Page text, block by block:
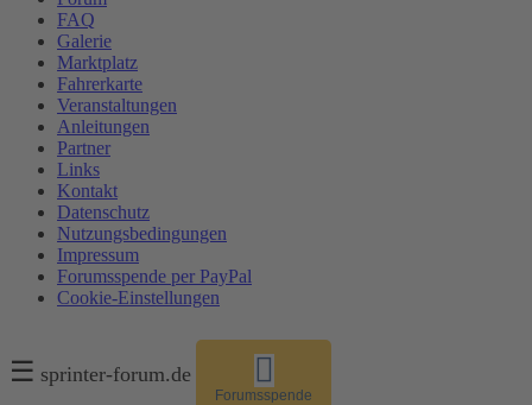
FAQ
Galerie
Marktplatz
Fahrerkarte
Veranstaltungen
Anleitungen
Partner
Links
Kontakt
Datenschutz
Nutzungsbedingungen
Impressum
Forumsspende per PayPal
Cookie-Einstellungen
☰ sprinter-forum.de
Forumsspende